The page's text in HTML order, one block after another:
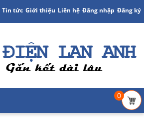
Tin tức Giới thiệu Liên hệ Đăng nhập Đăng ký
0